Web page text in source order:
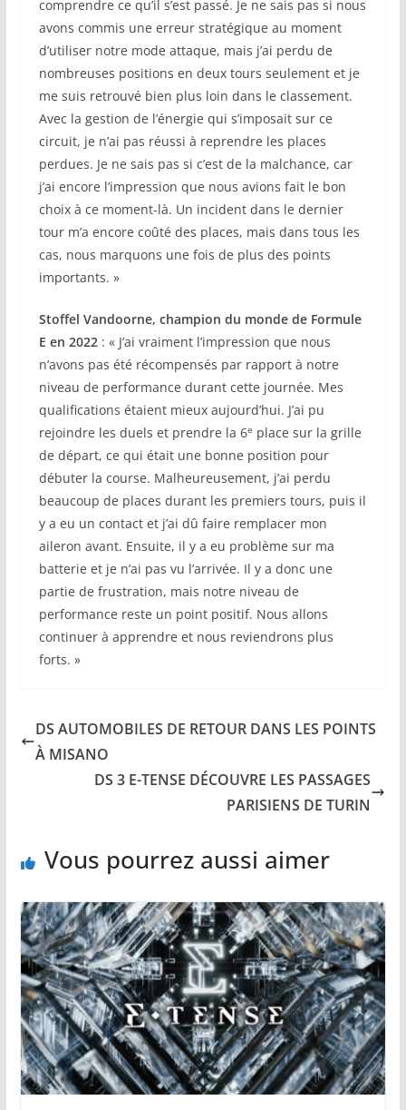
comprendre ce qu’il s’est passé. Je ne sais pas si nous
avons commis une erreur stratégique au moment
d’utiliser notre mode attaque, mais j’ai perdu de
nombreuses positions en deux tours seulement et je
me suis retrouvé bien plus loin dans le classement.
Avec la gestion de l’énergie qui s’imposait sur ce
circuit, je n’ai pas réussi à reprendre les places
perdues. Je ne sais pas si c’est de la malchance, car
j’ai encore l’impression que nous avions fait le bon
choix à ce moment-là. Un incident dans le dernier
tour m’a encore coûté des places, mais dans tous les
cas, nous marquons une fois de plus des points
importants. »
Stoffel Vandoorne, champion du monde de Formule
E en 2022: « J’ai vraiment l’impression que nous
n’avons pas été récompensés par rapport à notre
niveau de performance durant cette journée. Mes
qualifications étaient mieux aujourd’hui. J’ai pu
rejoindre les duels et prendre la 6e place sur la grille
de départ, ce qui était une bonne position pour
débuter la course. Malheureusement, j’ai perdu
beaucoup de places durant les premiers tours, puis il
y a eu un contact et j’ai dû faire remplacer mon
aileron avant. Ensuite, il y a eu problème sur ma
batterie et je n’ai pas vu l’arrivée. Il y a donc une
partie de frustration, mais notre niveau de
performance reste un point positif. Nous allons
continuer à apprendre et nous reviendrons plus
forts. »
DS AUTOMOBILES DE RETOUR DANS LES POINTS
À MISANO
DS 3 E-TENSE DÉCOUVRE LES PASSAGES
PARISIENS DE TURIN
Vous pourrez aussi aimer